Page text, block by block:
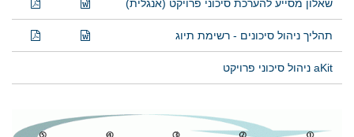
שאלון מסייע להערכת סיכוני פרויקט (אנגלית)
תהליך ניהול סיכונים - רשימת תיוג
aKit ניהול סיכוני פרויקט